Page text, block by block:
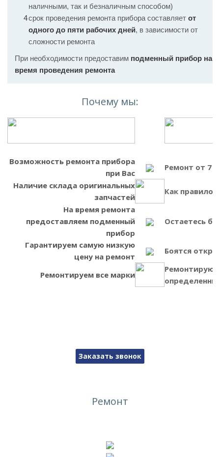
наличными, так и безналичным способом)
срок проведения ремонта прибора составляет от
одного до пяти рабочих дней, в зависимости от
сложности ремонта
При необходимости предоставим подменный прибор на
время проведения ремонта
Почему мы:
Возможность ремонта прибора
при Вас
Ремонт от 7
Наличие склада оригинальных
запчастей
Как правило,
На время ремонта
предоставляем подменный
прибор
Остаетесь
Гарантируем самую низкую
цену на ремонт
Боятся
Ремонтируем все марки
Заказать звонок
Ремонт